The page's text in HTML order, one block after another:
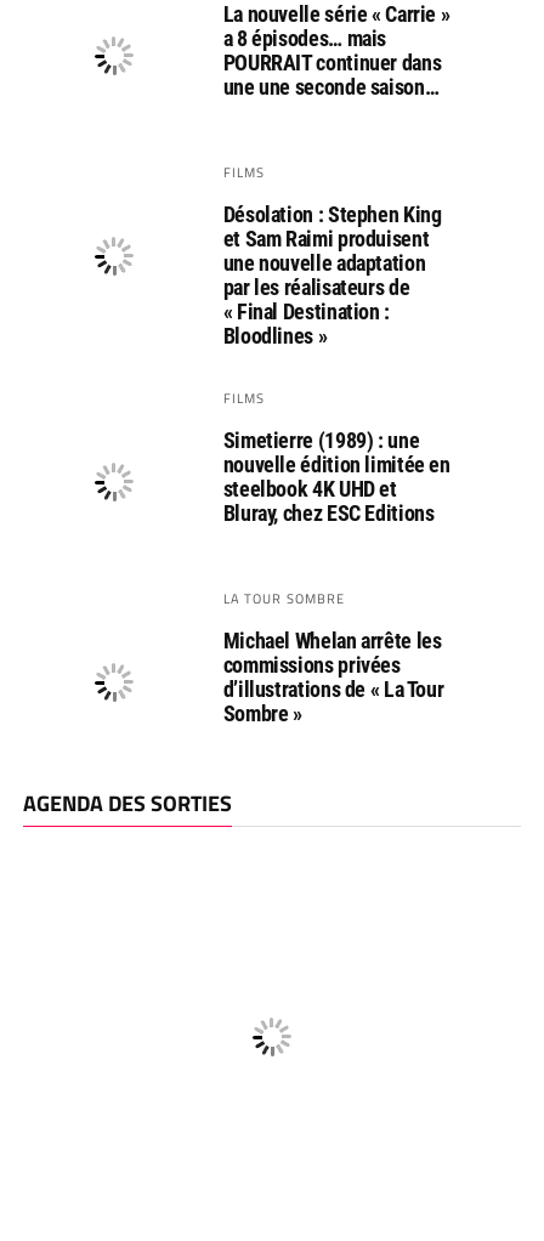
La nouvelle série « Carrie »
a 8 épisodes… mais
POURRAIT continuer dans
une une seconde saison…
FILMS
Désolation : Stephen King
et Sam Raimi produisent
une nouvelle adaptation
par les réalisateurs de
« Final Destination :
Bloodlines »
FILMS
Simetierre (1989) : une
nouvelle édition limitée en
steelbook 4K UHD et
Bluray, chez ESC Editions
LA TOUR SOMBRE
Michael Whelan arrête les
commissions privées
d’illustrations de « La Tour
Sombre »
AGENDA DES SORTIES